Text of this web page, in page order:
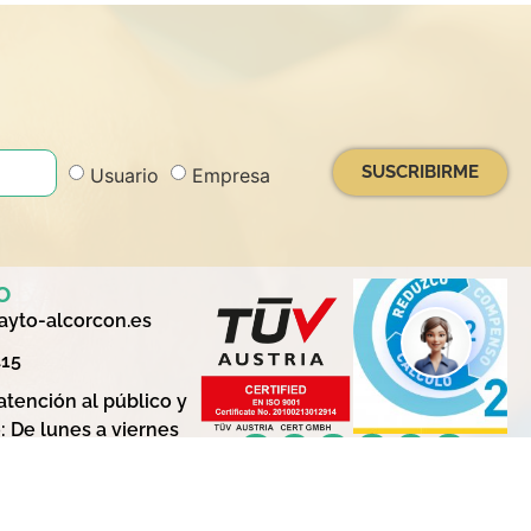
Usuario Empresa SUSCRIBIRME
alcorcon.es
al público y
De lunes a viernes